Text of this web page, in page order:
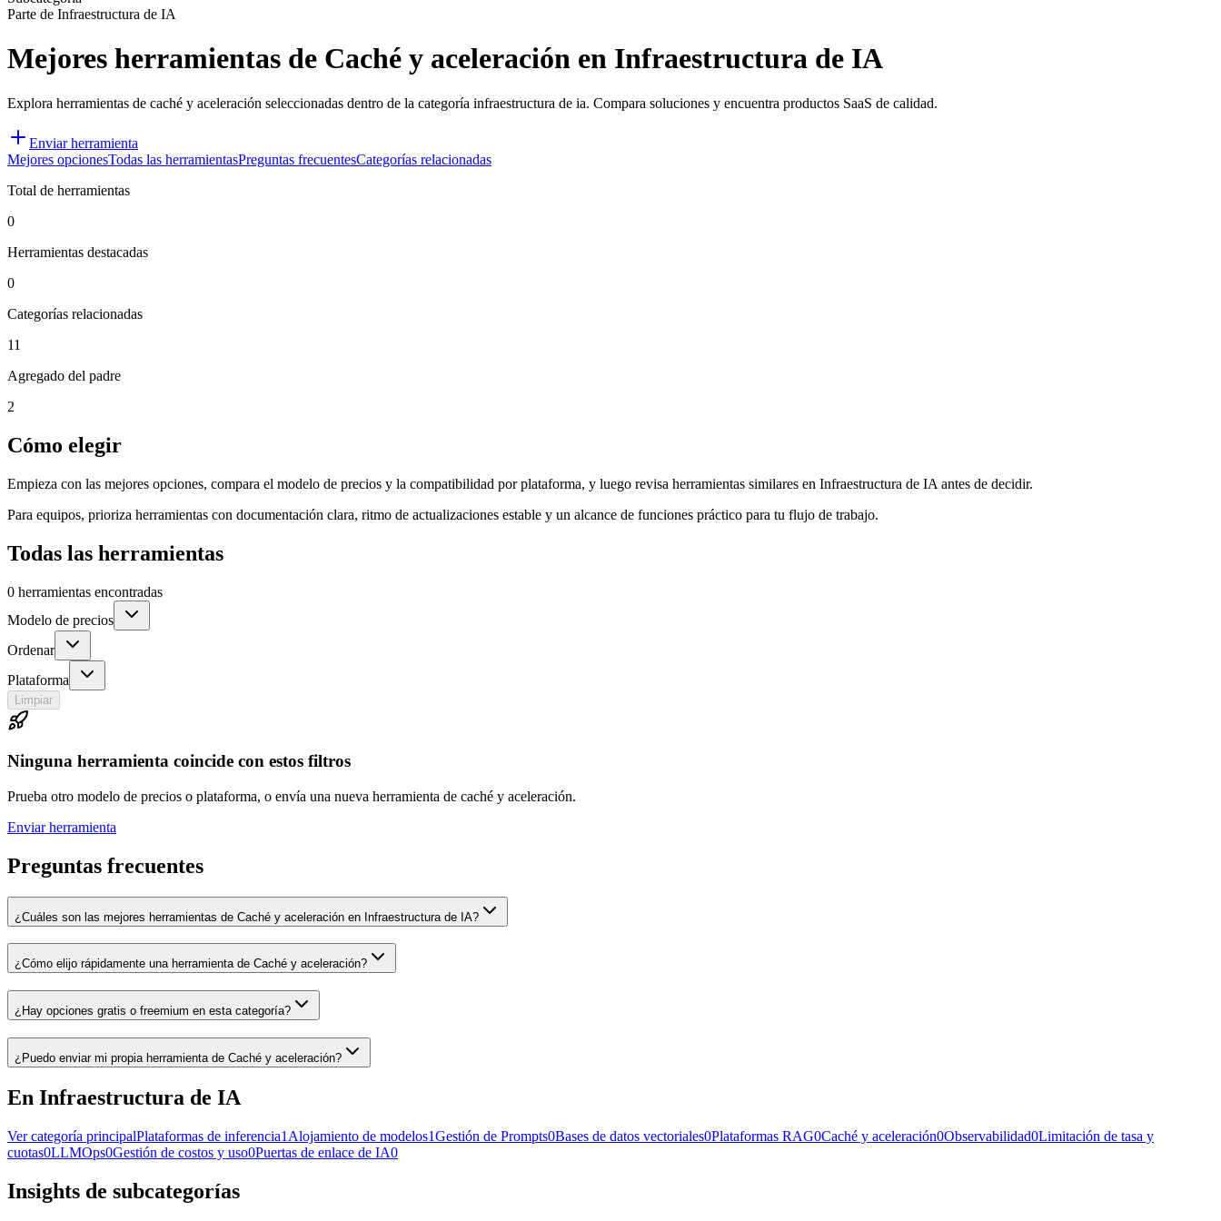
Parte de Infraestructura de IA
Mejores herramientas de Caché y aceleración en Infraestructura de IA
Explora herramientas de caché y aceleración seleccionadas dentro de la categoría infraestructura de ia. Compara soluciones y encuentra productos SaaS de calidad.
Enviar herramienta
Mejores opcionesTodas las herramientasPreguntas frecuentesCategorías relacionadas
Total de herramientas
0
Herramientas destacadas
0
Categorías relacionadas
11
Agregado del padre
2
Cómo elegir
Empieza con las mejores opciones, compara el modelo de precios y la compatibilidad por plataforma, y luego revisa herramientas similares en Infraestructura de IA antes de decidir.
Para equipos, prioriza herramientas con documentación clara, ritmo de actualizaciones estable y un alcance de funciones práctico para tu flujo de trabajo.
Todas las herramientas
0 herramientas encontradas
Modelo de precios
Ordenar
Plataforma
Limpiar
Ninguna herramienta coincide con estos filtros
Prueba otro modelo de precios o plataforma, o envía una nueva herramienta de caché y aceleración.
Enviar herramienta
Preguntas frecuentes
¿Cuáles son las mejores herramientas de Caché y aceleración en Infraestructura de IA?
¿Cómo elijo rápidamente una herramienta de Caché y aceleración?
¿Hay opciones gratis o freemium en esta categoría?
¿Puedo enviar mi propia herramienta de Caché y aceleración?
En Infraestructura de IA
Ver categoría principalPlataformas de inferencia1 Alojamiento de modelos1Gestión de Prompts0Bases de datos vectoriales0Plataformas RAG0Caché y aceleración0Observabilidad0Limitación de tasa y
cuotas0LLMOps0Gestión de costos y uso0Puertas de enlace de IA0
Insights de subcategorías